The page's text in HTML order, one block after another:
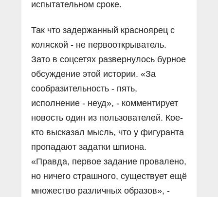
испытательном сроке.
Так что задержанный красноярец с
коляской - не первооткрыватель.
Зато в соцсетях развернулось бурное
обсуждение этой истории. «За
сообразительность - пять,
исполнение - неуд», - комментирует
новость один из пользователей. Кое-
кто высказал мысль, что у фигуранта
пропадают задатки шпиона.
«Правда, первое задание провалено,
но ничего страшного, существует ещё
множество различных образов», -